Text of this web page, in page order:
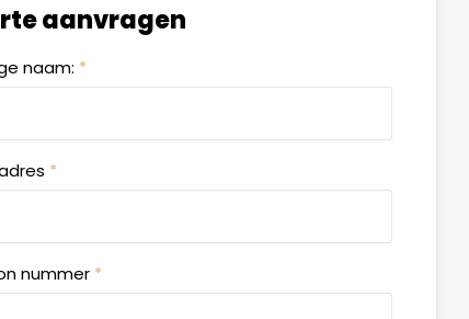
aanvragen
naam: *
*
nummer *